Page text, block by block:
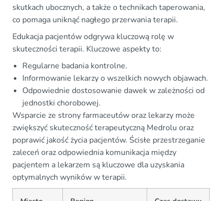
skutkach ubocznych, a także o technikach taperowania,
co pomaga uniknąć nagłego przerwania terapii.
Edukacja pacjentów odgrywa kluczową rolę w
skuteczności terapii. Kluczowe aspekty to:
Regularne badania kontrolne.
Informowanie lekarzy o wszelkich nowych objawach.
Odpowiednie dostosowanie dawek w zależności od
jednostki chorobowej.
Wsparcie ze strony farmaceutów oraz lekarzy może
zwiększyć skuteczność terapeutyczną Medrolu oraz
poprawić jakość życia pacjentów. Ścisłe przestrzeganie
zaleceń oraz odpowiednia komunikacja między
pacjentem a lekarzem są kluczowe dla uzyskania
optymalnych wyników w terapii.